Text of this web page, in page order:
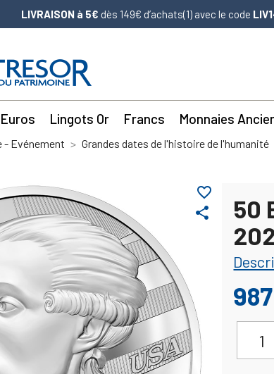
LIVRAISON à 5€ dès 149€ d’achats(1) avec le code
Euros Lingots Or Francs Monnaies
- Evénement Grandes dates de l'histoire de l'humanité
share
favorite_border
50